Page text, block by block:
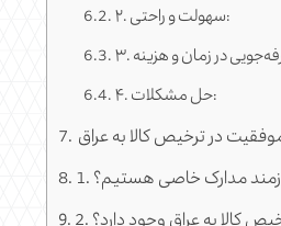
۲. سهولت و راحتی:
۴. حل مشکلات:
در ترخیص کالا به عراق
نیازمند مدارک خاصی هستیم؟